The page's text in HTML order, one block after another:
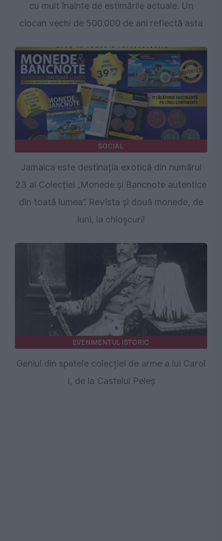
cu mult înainte de estimările actuale. Un
ciocan vechi de 500.000 de ani reflectă asta
SOCIAL
Jamaica este destinația exotică din numărul
23 al Colecției „Monede și Bancnote autentice
din toată lumea”. Revista și două monede, de
luni, la chioșcuri!
EVENIMENTUL ISTORIC
Geniul din spatele colecției de arme a lui Carol
I, de la Castelul Peleș